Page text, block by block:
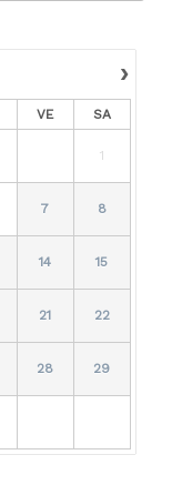
›
VE SA
1
7 8
14 15
21 22
28 29